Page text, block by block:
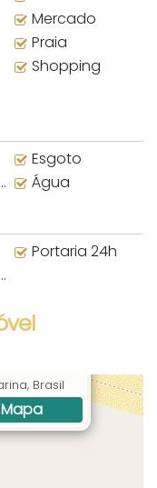
Mercado
Praia
Shopping
Esgoto
Água
Portaria 24h
Brasil
Mapa